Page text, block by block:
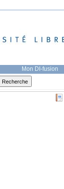
Mon DI-fusion